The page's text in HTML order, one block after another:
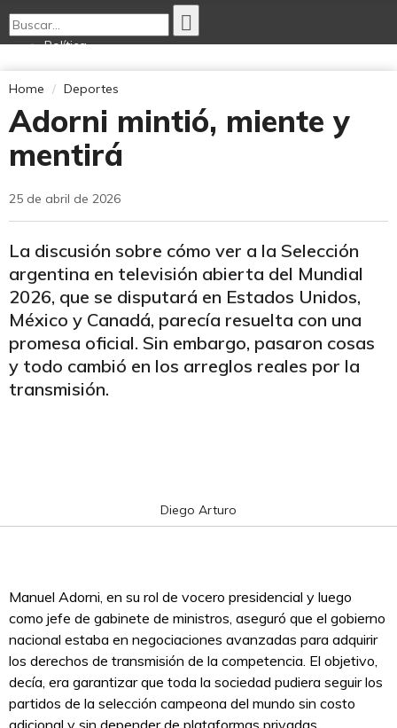
Política
Opinión
Internacionales
Deportes
Tecnología
Ciencia Nativa
Cultura
Home Deportes
Adorni mintió, miente y
mentirá
25 de abril de 2026
La discusión sobre cómo ver a la Selección
argentina en televisión abierta del Mundial
2026, que se disputará en Estados Unidos,
México y Canadá, parecía resuelta con una
promesa oficial. Sin embargo, pasaron cosas
y todo cambió en los arreglos reales por la
transmisión.
Diego Arturo
Manuel Adorni, en su rol de vocero presidencial y luego
como jefe de gabinete de ministros, aseguró que el gobierno
nacional estaba en negociaciones avanzadas para adquirir
los derechos de transmisión de la competencia. El objetivo,
decía, era garantizar que toda la sociedad pudiera seguir los
partidos de la selección campeona del mundo sin costo
adicional y sin depender de plataformas privadas.